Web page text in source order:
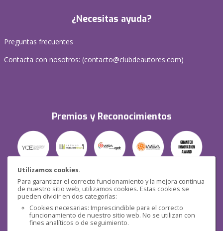
Utilizamos cookies.
Para garantizar el correcto funcionamiento y la mejora continua
de nuestro sitio web, utilizamos cookies. Estas cookies se
pueden dividir en dos categorías:
Cookies necesarias: Imprescindible para el correcto
funcionamiento de nuestro sitio web. No se utilizan con
fines analíticos o de seguimiento.
¿Necesitas ayuda?
Preguntas frecuentes
Contacta con nosotros: (contacto@clubdeautores.com)
Premios y Reconocimientos
Seguridad